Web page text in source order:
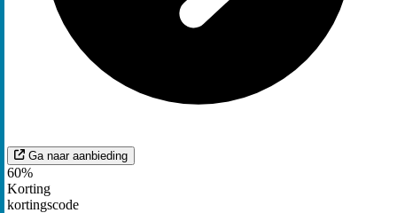
Ga naar aanbieding
60%
Korting
kortingscode